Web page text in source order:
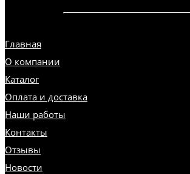
Главная
О компании
Каталог
Оплата и доставка
Наши работы
Контакты
Отзывы
Новости